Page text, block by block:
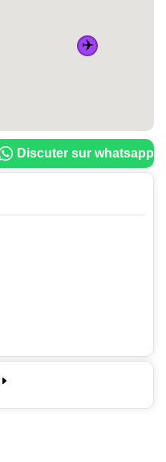
✈️
Discuter sur whatsapp